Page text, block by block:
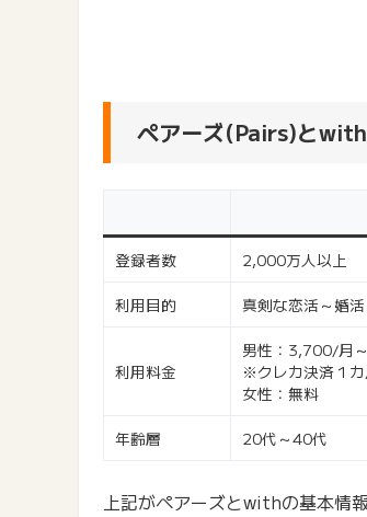
ペアーズ(Pairs)と
登録者数 2,000万人以上
利用目的 真剣な恋活～婚活
利用料金
男性：3,700/月～
※クレカ決済１
女性：無料
年齢層 20代～40代
上記がペアーズとwithの基本情報